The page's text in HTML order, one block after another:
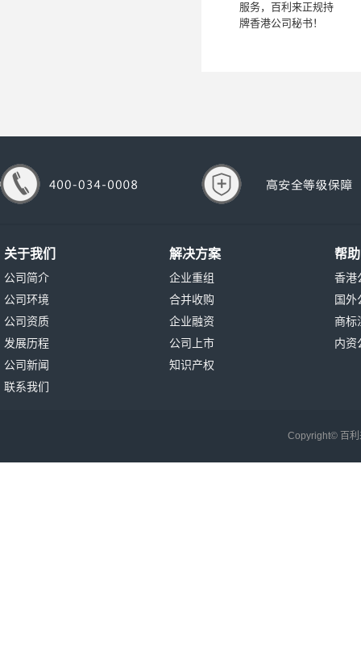
服务，百利来正规持
牌香港公司秘书！
关于我们
公司简介
公司环境
公司资质
发展历程
公司新闻
联系我们
解决方案
企业重组
合并收购
企业融资
公司上市
知识产权
帮
香港
国外
商标
内资
Copyright© 百